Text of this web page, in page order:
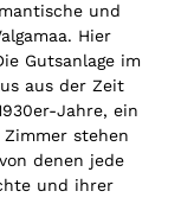
und
Hier
Gutsanlage im
aus der Zeit
Jahre, ein
Zimmer stehen
denen jede
und ihrer